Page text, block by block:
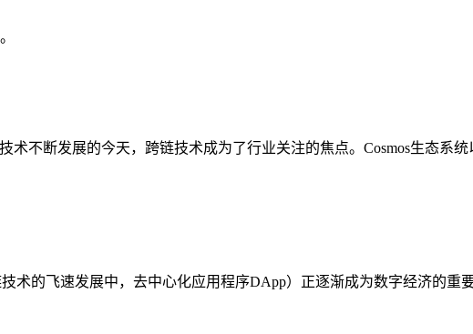
术不断发展的今天，跨链技术成为了行业关注的焦点。Cosmos生态系
术的飞速发展中，去中心化应用程序DApp）正逐渐成为数字经济的重